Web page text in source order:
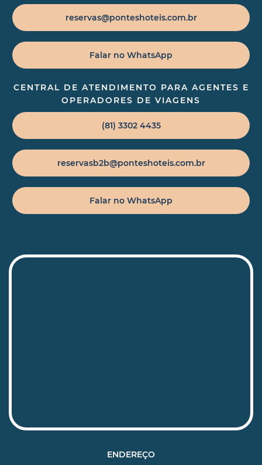
reservas@ponteshoteis.com.br
Falar no WhatsApp
CENTRAL DE ATENDIMENTO PARA AGENTES E
OPERADORES DE VIAGENS
(81) 3302 4435
reservasb2b@ponteshoteis.com.br
Falar no WhatsApp
ENDEREÇO